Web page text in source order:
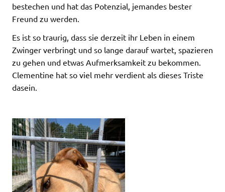
bestechen und hat das Potenzial, jemandes bester
Freund zu werden.
Es ist so traurig, dass sie derzeit ihr Leben in einem
Zwinger verbringt und so lange darauf wartet, spazieren
zu gehen und etwas Aufmerksamkeit zu bekommen.
Clementine hat so viel mehr verdient als dieses Triste
dasein.